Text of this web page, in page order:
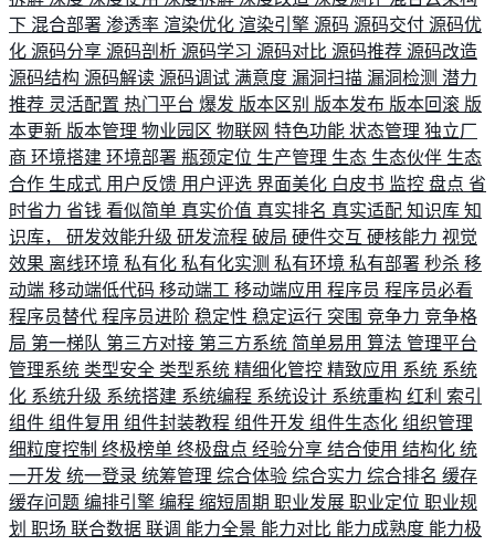
下 混合部署 渗透率 渲染优化 渲染引擎 源码 源码交付 源码优
化 源码分享 源码剖析 源码学习 源码对比 源码推荐 源码改造
源码结构 源码解读 源码调试 满意度 漏洞扫描 漏洞检测 潜力
推荐 灵活配置 热门平台 爆发 版本区别 版本发布 版本回滚 版
本更新 版本管理 物业园区 物联网 特色功能 状态管理 独立厂
商 环境搭建 环境部署 瓶颈定位 生产管理 生态 生态伙伴 生态
合作 生成式 用户反馈 用户评选 界面美化 白皮书 监控 盘点 省
时省力 省钱 看似简单 真实价值 真实排名 真实适配 知识库 知
识库， 研发效能升级 研发流程 破局 硬件交互 硬核能力 视觉
效果 离线环境 私有化 私有化实测 私有环境 私有部署 秒杀 移
动端 移动端低代码 移动端工 移动端应用 程序员 程序员必看
程序员替代 程序员进阶 稳定性 稳定运行 突围 竞争力 竞争格
局 第一梯队 第三方对接 第三方系统 简单易用 算法 管理平台
管理系统 类型安全 类型系统 精细化管控 精致应用 系统 系统
化 系统升级 系统搭建 系统编程 系统设计 系统重构 红利 索引
组件 组件复用 组件封装教程 组件开发 组件生态化 组织管理
细粒度控制 终极榜单 终极盘点 经验分享 结合使用 结构化 统
一开发 统一登录 统筹管理 综合体验 综合实力 综合排名 缓存
缓存问题 编排引擎 编程 缩短周期 职业发展 职业定位 职业规
划 职场 联合数据 联调 能力全景 能力对比 能力成熟度 能力极